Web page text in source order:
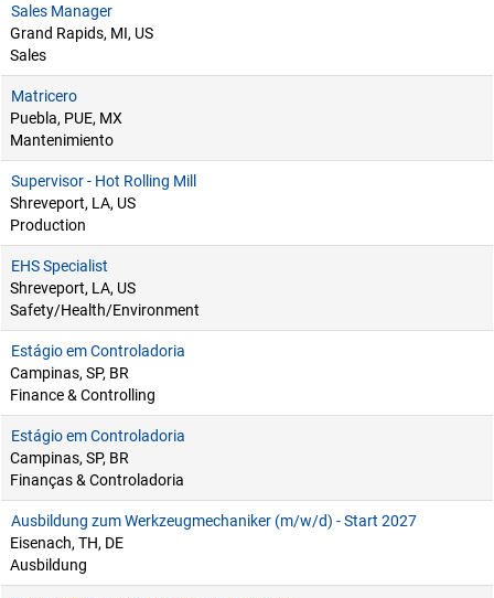
Sales Manager
Grand Rapids, MI, US
Sales
Matricero
Puebla, PUE, MX
Mantenimiento
Supervisor - Hot Rolling Mill
Shreveport, LA, US
Production
EHS Specialist
Shreveport, LA, US
Safety/Health/Environment
Estágio em Controladoria
Campinas, SP, BR
Finance & Controlling
Estágio em Controladoria
Campinas, SP, BR
Finanças & Controladoria
Ausbildung zum Werkzeugmechaniker (m/w/d) - Start 2027
Eisenach, TH, DE
Ausbildung